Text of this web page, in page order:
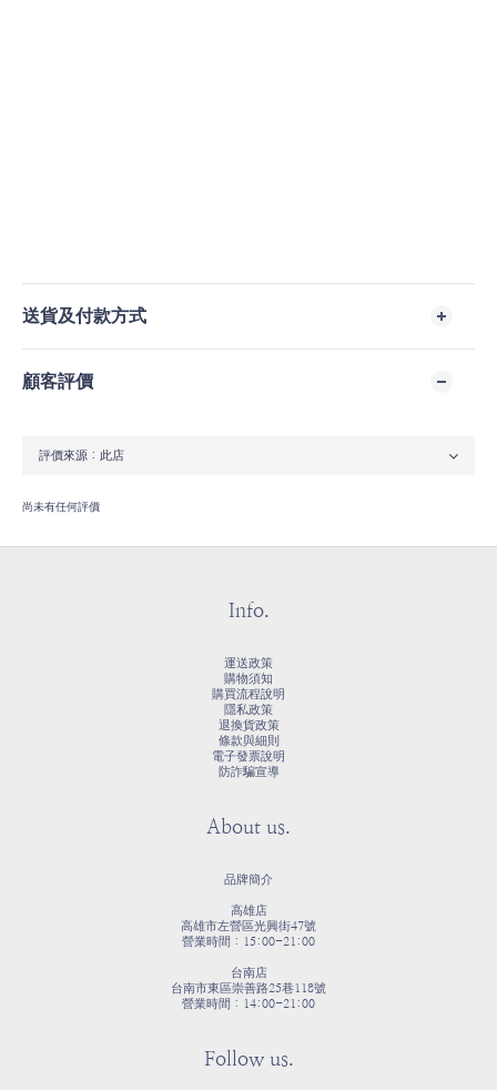
送貨及付款方式
顧客評價
尚未有任何評價
Info.
運送政策
購物須知
購買流程說明
隱私政策
退換貨政策
條款與細則
電子發票說明
防詐騙宣導
About us.
品牌簡介
高雄店
高雄市左營區光興街47號
營業時間：15:00-21:00
台南店
台南市東區崇善路25巷118號
營業時間：14:00-21:00
Follow us.